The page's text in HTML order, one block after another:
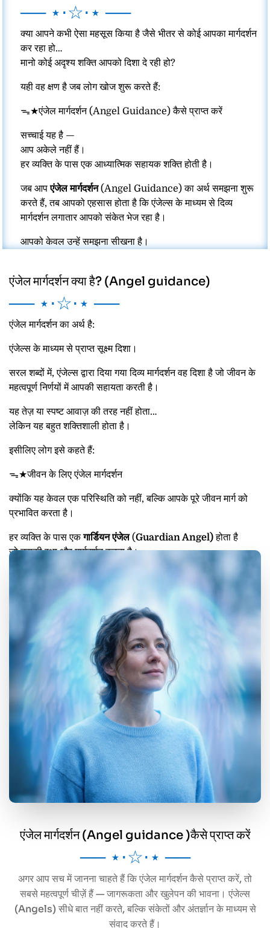
── ⋆⋅☆⋅⋆ ──
क्या आपने कभी ऐसा महसूस किया है जैसे भीतर से कोई आपका मार्गदर्शन
कर रहा हो…
मानो कोई अदृश्य शक्ति आपको दिशा दे रही हो?
यही वह क्षण है जब लोग खोज शुरू करते हैं:
ᯓ★एंजेल मार्गदर्शन (Angel Guidance)कैसे प्राप्त करें
सच्चाई यह है —
आप अकेले नहीं हैं।
हर व्यक्ति के पास एक आध्यात्मिक सहायक शक्ति होती है।
जब आपएंजेल मार्गदर्शन(Angel Guidance)का अर्थ समझना शुरू
करते हैं, तब आपको एहसास होता है कि एंजेल्स के माध्यम से दिव्य
मार्गदर्शन लगातार आपको संकेत भेज रहा है।
आपको केवल उन्हें समझना सीखना है।
एंजेल मार्गदर्शन क्या है? (Angel guidance)
── ⋆⋅☆⋅⋆ ──
एंजेल मार्गदर्शन का अर्थ है:
एंजेल्स के माध्यम से प्राप्त सूक्ष्म दिशा।
सरल शब्दों में, एंजेल्स द्वारा दिया गया दिव्य मार्गदर्शन वह दिशा है जो जीवन के
महत्वपूर्ण निर्णयों में आपकी सहायता करती है।
यह तेज़ या स्पष्ट आवाज़ की तरह नहीं होता…
लेकिन यह बहुत शक्तिशाली होता है।
इसीलिए लोग इसे कहते हैं:
ᯓ★जीवन के लिए एंजेल मार्गदर्शन
क्योंकि यह केवल एक परिस्थिति को नहीं, बल्कि आपके पूरे जीवन मार्ग को
प्रभावित करता है।
हर व्यक्ति के पास एकगार्डियन एंजेल(Guardian Angel)होता है
जो उसकी रक्षा और मार्गदर्शन करता है।
एंजेल मार्गदर्शन (Angel guidance )कैसे प्राप्त करें
── ⋆⋅☆⋅⋆ ──
अगर आप सच में जानना चाहते हैं कि एंजेल मार्गदर्शन कैसे प्राप्त करें, तो
सबसे महत्वपूर्ण चीज़ें हैं — जागरूकता और खुलेपन की भावना। एंजेल्स
(Angels) सीधे बात नहीं करते, बल्कि संकेतों और अंतर्ज्ञान के माध्यम से
संवाद करते हैं।